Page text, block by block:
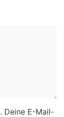
. Deine E-Mail-